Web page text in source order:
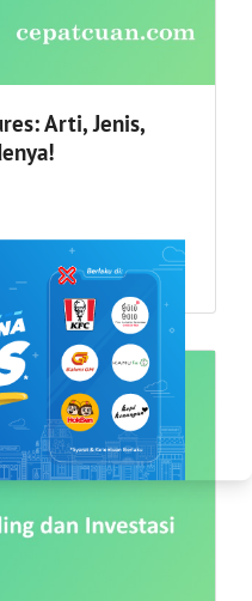
Arti, Jenis,